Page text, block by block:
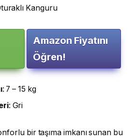
Amazon Fiyatını
Öğren!
: 7 – 15 kg
: Gri
bir taşıma imkanı sunan bu